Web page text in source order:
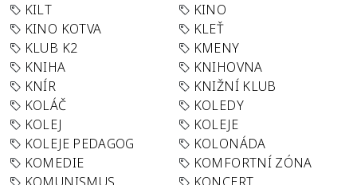
KILT
KINO
KINO KOTVA
KLEŤ
KLUB K2
KMENY
KNIHA
KNIHOVNA
KNÍR
KNIŽNÍ KLUB
KOLÁČ
KOLEDY
KOLEJ
KOLEJE
KOLEJE PEDAGOG
KOLONÁDA
KOMEDIE
KOMFORTNÍ ZÓNA